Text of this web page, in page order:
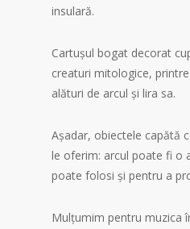
insulară.
Cartușul bogat decorat
creaturi mitologice,
alături de arcul și lira sa.
Așadar, obiectele capătă
le oferim: arcul poate fi o
poate folosi și pentru a
Mulțumim pentru muzica